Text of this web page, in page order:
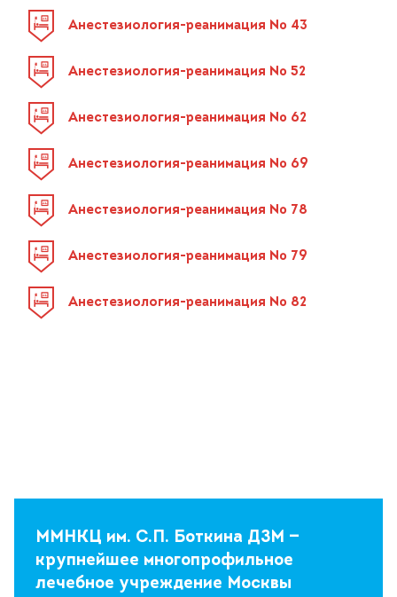
Анестезиология-реанимация № 43
Анестезиология-реанимация № 52
Анестезиология-реанимация № 62
Анестезиология-реанимация № 69
Анестезиология-реанимация № 78
Анестезиология-реанимация № 79
Анестезиология-реанимация № 82
ММНКЦ им. С.П. Боткина ДЗМ —
крупнейшее многопрофильное
лечебное учреждение Москвы